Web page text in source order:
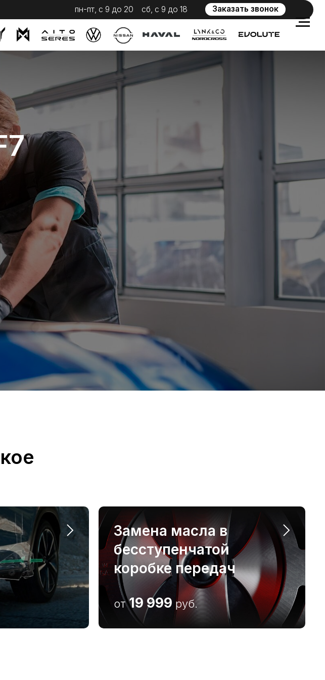
Telegram
пн-пт, с 9 до 20 Заказать звонок
сб, с 9 до 18
Замена масла в
бесступенчатой
коробке передач
от19 999 руб.